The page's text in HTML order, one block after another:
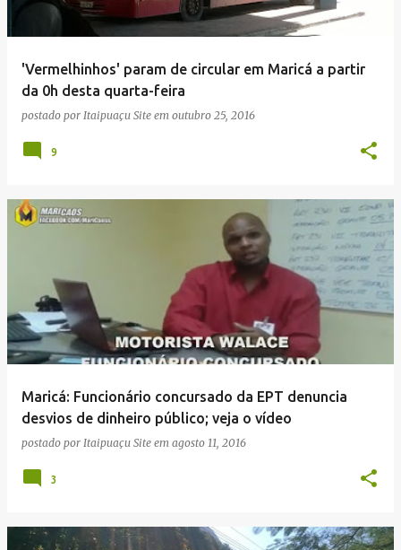
'Vermelhinhos' param de circular em Maricá a partir
da 0h desta quarta-feira
postado por Itaipuaçu Site em outubro 25, 2016
9
Maricá: Funcionário concursado da EPT denuncia
desvios de dinheiro público; veja o vídeo
postado por Itaipuaçu Site em agosto 11, 2016
3